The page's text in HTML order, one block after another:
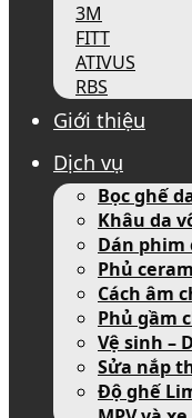
3M
FITT
ATIVUS
RBS
Giới thiệu
Dịch vụ
Bọc ghế
Khâu da
Dán phim
Phủ
Cách âm
Phủ gầm
Vệ sinh –
Sửa nắp
Độ ghế